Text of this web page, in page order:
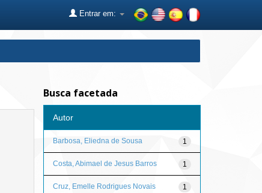
Entrar em:
Busca facetada
Autor
1
Barbosa, Eliedna de Sousa
1
Costa, Abimael de Jesus Barros
1
Cruz, Emelle Rodrigues Novais